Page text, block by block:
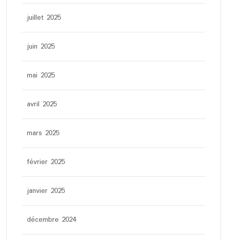
juillet 2025
juin 2025
mai 2025
avril 2025
mars 2025
février 2025
janvier 2025
décembre 2024